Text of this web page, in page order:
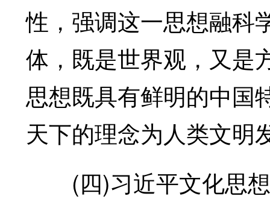
性，强调这一思想融科
体，既是世界观，又是
思想既具有鲜明的中国
天下的理念为人类文明
(四)习近平文化思想